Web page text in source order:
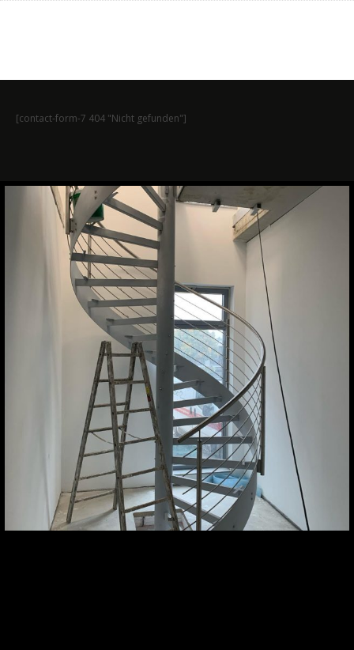
[contact-form-7 404 "Nicht gefunden"]